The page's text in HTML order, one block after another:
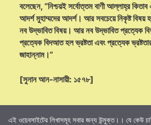
বলেছেন, “নিশ্চয়ই সর্বোত্তম বাণী আল্লাহ্‌র
আদর্শ মুহাম্মদের আদর্শ। আর সবচেয়ে নিকৃষ্ট বিষয়
নব উদ্ভাবিত বিষয়। আর নব উদ্ভাবিত প্রত্যেক
প্রত্যেক বিদআত হল ভ্রষ্টতা এবং প্রত্যেক
জাহান্নাম।”
[সুনান আন-নাসায়ী: ১৫৭৮]
এই ওয়েবসাইটের লিখাসমূহ সবার জন্য উন্মুক্ত।। যে কেউ